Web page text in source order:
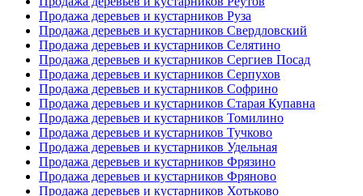
Продажа деревьев и кустарников Руза
Продажа деревьев и кустарников Свердловский
Продажа деревьев и кустарников Селятино
Продажа деревьев и кустарников Сергиев Посад
Продажа деревьев и кустарников Серпухов
Продажа деревьев и кустарников Софрино
Продажа деревьев и кустарников Старая Купавна
Продажа деревьев и кустарников Томилино
Продажа деревьев и кустарников Тучково
Продажа деревьев и кустарников Удельная
Продажа деревьев и кустарников Фрязино
Продажа деревьев и кустарников Фряново
Продажа деревьев и кустарников Хотьково